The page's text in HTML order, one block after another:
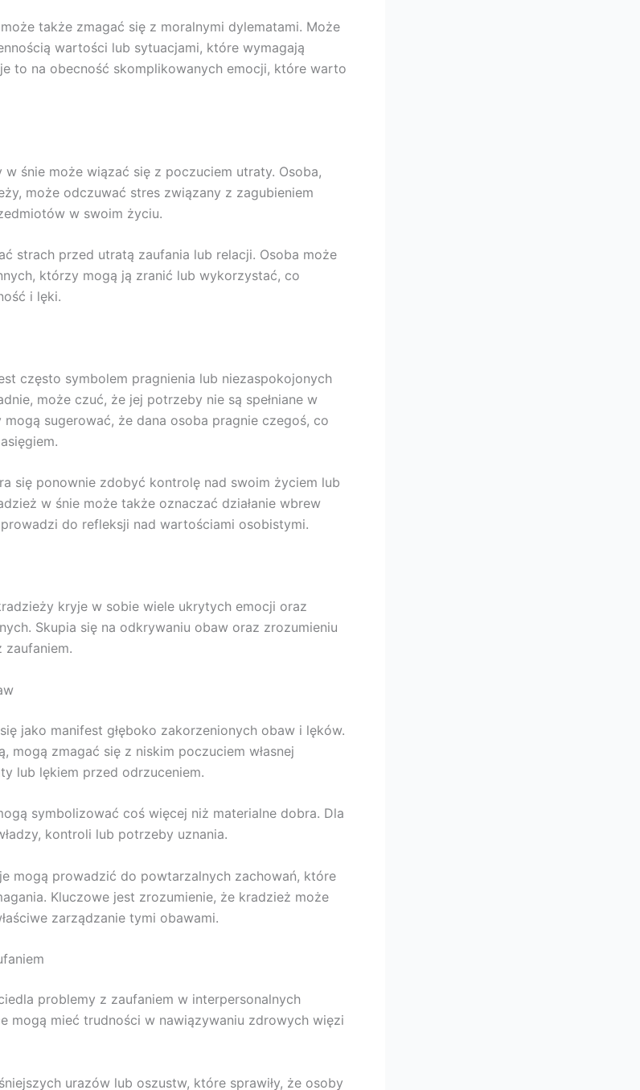
także zmagać się z moralnymi dylematami. Może
wartości lub sytuacjami, które wymagają
to na obecność skomplikowanych emocji, które warto
śnie może wiązać się z poczuciem utraty. Osoba,
może odczuwać stres związany z zagubieniem
w swoim życiu.
strach przed utratą zaufania lub relacji. Osoba może
którzy mogą ją zranić lub wykorzystać, co
i lęki.
często symbolem pragnienia lub niezaspokojonych
może czuć, że jej potrzeby nie są spełniane w
sugerować, że dana osoba pragnie czegoś, co
się ponownie zdobyć kontrolę nad swoim życiem lub
w śnie może także oznaczać działanie wbrew
do refleksji nad wartościami osobistymi.
kryje w sobie wiele ukrytych emocji oraz
Skupia się na odkrywaniu obaw oraz zrozumieniu
zaufaniem.
jako manifest głęboko zakorzenionych obaw i lęków.
mogą zmagać się z niskim poczuciem własnej
lub lękiem przed odrzuceniem.
symbolizować coś więcej niż materialne dobra. Dla
kontroli lub potrzeby uznania.
mogą prowadzić do powtarzalnych zachowań, które
Kluczowe jest zrozumienie, że kradzież może
zarządzanie tymi obawami.
problemy z zaufaniem w interpersonalnych
mogą mieć trudności w nawiązywaniu zdrowych więzi
urazów lub oszustw, które sprawiły, że osoby